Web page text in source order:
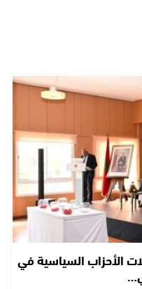
الأحزاب السياسية في